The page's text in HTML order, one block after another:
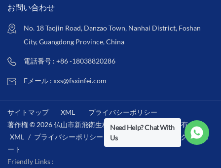
お問い合わせ
No. 18 Taojin Road, Danzao Town, Nanhai District, Foshan
City, Guangdong Province, China
電話番号 : +86 -18038820286
Eメール : xxs@fsxinfei.com
サイトマップ XML
プライバシーポリシー
著作権 © 2026 仏山市新飛衛生材料株式会社 .全著作権所有 . /
XML / プライバシーポリシー /
IPv6ネットワークをサポ
ート
Friendly Links :
Need Help? Chat With
Us